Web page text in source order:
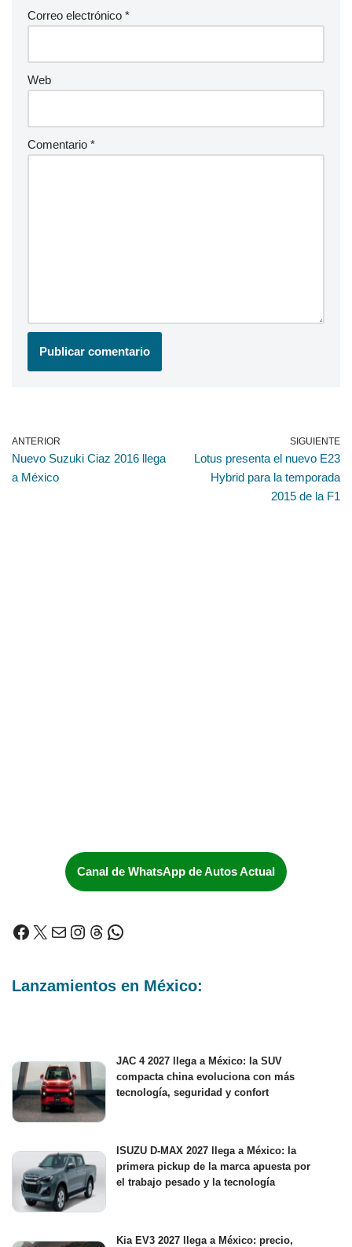
Correo electrónico *
Web
Comentario *
ANTERIOR
Nuevo Suzuki Ciaz 2016 llega
a México
SIGUIENTE
Lotus presenta el nuevo E23
Hybrid para la temporada
2015 de la F1
Canal de WhatsApp de Autos Actual
Lanzamientos en México:
JAC 4 2027 llega a México: la SUV
compacta china evoluciona con más
tecnología, seguridad y confort
ISUZU D-MAX 2027 llega a México: la
primera pickup de la marca apuesta por
el trabajo pesado y la tecnología
Kia EV3 2027 llega a México: precio,